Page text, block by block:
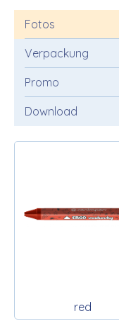
Fotos
Verpackung
Promo
Download
red